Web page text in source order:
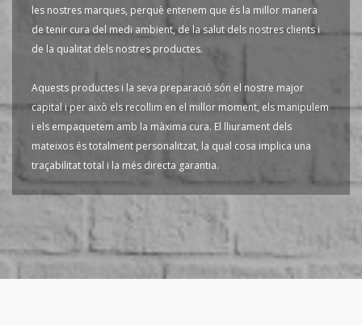
les nostres marques, perquè entenem que és la millor manera
de tenir cura del medi ambient, de la salut dels nostres clients i
de la qualitat dels nostres productes.
Aquests productes i la seva preparació són el nostre major
capital i per això els recollim en el millor moment, els manipulem
i els empaquetem amb la màxima cura. El lliurament dels
mateixos és totalment personalitzat, la qual cosa implica una
traçabilitat total i la més directa garantia.